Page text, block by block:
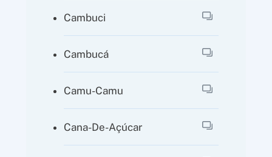
Cambuci
Cambucá
Camu-Camu
Cana-De-Açúcar